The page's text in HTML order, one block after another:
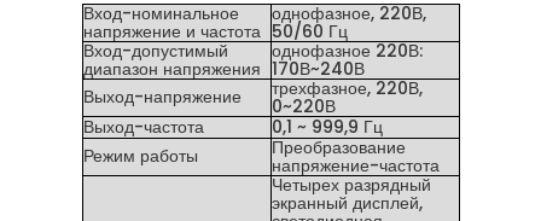
Вход-номинальное
напряжение и частота
однофазное, 220В,
50/60 Гц
Вход-допустимый
диапазон напряжения
однофазное 220В:
170В~240В
Выход-напряжение
трехфазное, 220В,
0~220В
Выход-частота
0,1 ~ 999,9 Гц
Режим работы
Преобразование
напряжение-частота
Четырех разрядный
экранный дисплей,